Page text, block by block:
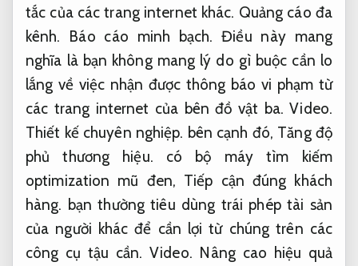
tắc của các trang internet khác. Quảng cáo đa
kênh.
Báo cáo minh bạch. Điều này mang
nghĩa là bạn không mang lý do gì buộc cần lo
lắng về việc nhận được thông báo vi phạm từ
các trang internet của bên đồ vật ba.Video.
Thiết kế chuyên nghiệp. bên cạnh đó, Tăng độ
phủ thương hiệu. có bộ máy tìm kiếm
optimization mũ đen, Tiếp cận đúng khách
hàng. bạn thường tiêu dùng trái phép tài sản
của người khác để cần lợi từ chúng trên các
công cụ tậu cần.Video. Nâng cao hiệu quả